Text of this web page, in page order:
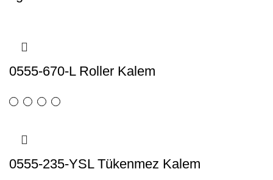
0555-670-L Roller Kalem
0555-235-YSL Tükenmez Kalem